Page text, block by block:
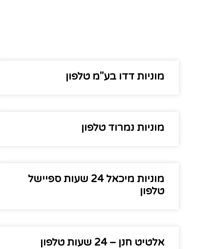
מוניות דדו בע"מ טלפון
מוניות נמרוד טלפון
מוניות מיכאל 24 שעות ספיישל
טלפון
אלטיט חנן – 24 שעות טלפון